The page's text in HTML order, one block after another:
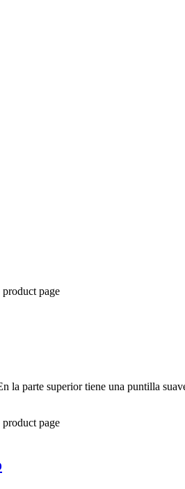
page
la parte superior tiene una puntilla
page